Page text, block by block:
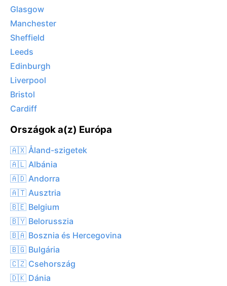
Glasgow
Manchester
Sheffield
Leeds
Edinburgh
Liverpool
Bristol
Cardiff
Országok a(z) Európa
🇦🇽 Åland-szigetek
🇦🇱 Albánia
🇦🇩 Andorra
🇦🇹 Ausztria
🇧🇪 Belgium
🇧🇾 Belorusszia
🇧🇦 Bosznia és Hercegovina
🇧🇬 Bulgária
🇨🇿 Csehország
🇩🇰 Dánia